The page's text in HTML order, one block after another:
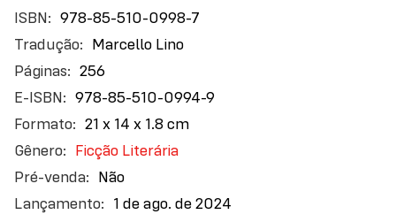
978-85-510-0998-7
Marcello Lino
256
978-85-510-0994-9
21 x 14 x 1.8 cm
Ficção Literária
Não
1 de ago. de 2024